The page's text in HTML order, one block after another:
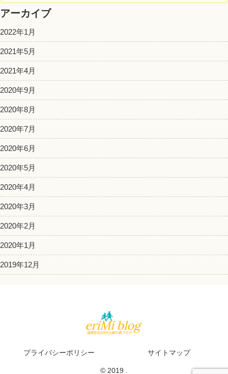
アーカイブ
2022年1月
2021年5月
2021年4月
2020年9月
2020年8月
2020年7月
2020年6月
2020年5月
2020年4月
2020年3月
2020年2月
2020年1月
2019年12月
プライバシーポリシー サイトマップ
© 2019 .